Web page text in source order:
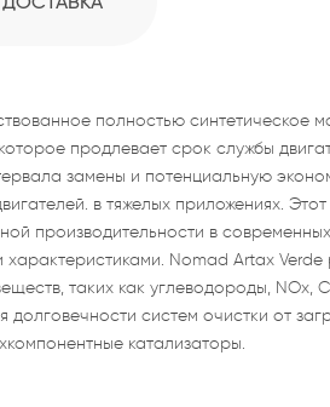
полностью синтетическое
продлевает срок службы
замены и потенциальную
в тяжелых приложениях. Этот
производительности в
Nomad Artax
таких как углеводороды, NOx,
систем очистки от
катализаторы.